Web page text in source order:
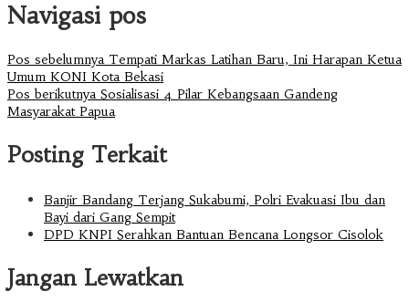
Navigasi pos
Pos sebelumnyaTempati Markas Latihan Baru, Ini Harapan Ketua
Umum KONI Kota Bekasi
Pos berikutnyaSosialisasi 4 Pilar Kebangsaan Gandeng
Masyarakat Papua
Posting Terkait
Banjir Bandang Terjang Sukabumi, Polri Evakuasi Ibu dan
Bayi dari Gang Sempit
DPD KNPI Serahkan Bantuan Bencana Longsor Cisolok
Jangan Lewatkan